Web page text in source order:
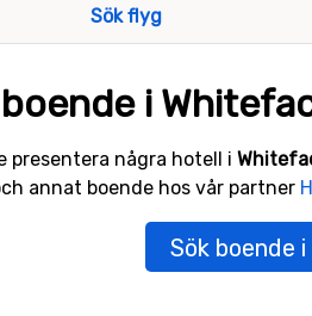
Sök flyg
i
presentera några hotell i
annat boende hos vår partner
Sök boende